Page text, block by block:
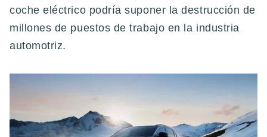
coche eléctrico podría suponer la destrucción de
millones de puestos de trabajo en la industria
automotriz.